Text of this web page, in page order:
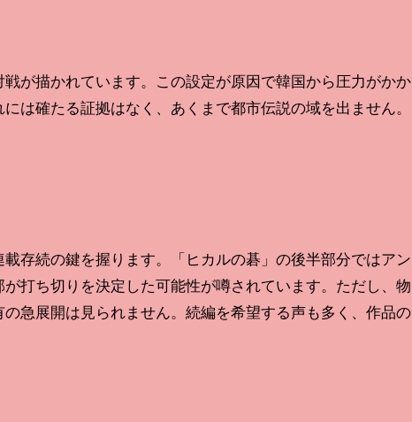
が描かれています。この設定が原因で韓国から圧力がかか
は確たる証拠はなく、あくまで都市伝説の域を出ません。
存続の鍵を握ります。「ヒカルの碁」の後半部分ではアン
打ち切りを決定した可能性が噂されています。ただし、物
急展開は見られません。続編を希望する声も多く、作品の